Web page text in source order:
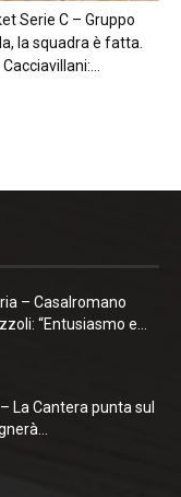
Serie C – Gruppo
la squadra è fatta.
Cacciavillani:...
– Casalromano
“Entusiasmo e...
La Cantera punta sul